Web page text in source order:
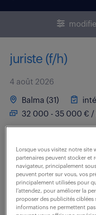
juriste (f/h)
4 août 2026
Balma (31)
32 000 - 35 000 € /
contentieux (F/H)
cadre de ce rôle, vous
de la coordination des
voir l'offre
Lorsque vous visitez notre site
partenaires peuvent stocker et
navigateur, principalement
peuvent porter sur vous, vos
principalement utilisées pour
l’attendez, pour améliorer la
proposer des publicités ciblées
informations ne permettent